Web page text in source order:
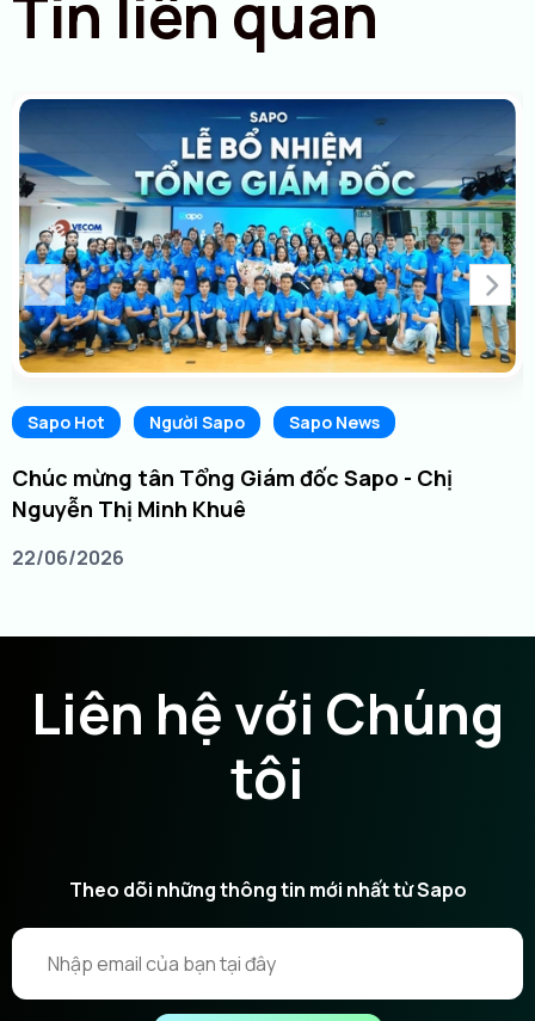
Sapo Hot Người Sapo Sapo News
Chúc mừng tân Tổng Giám đốc Sapo - Chị
Nguyễn Thị Minh Khuê
22/06/2026
Liên hệ với Chúng
tôi
Theo dõi những thông tin mới nhất từ Sapo